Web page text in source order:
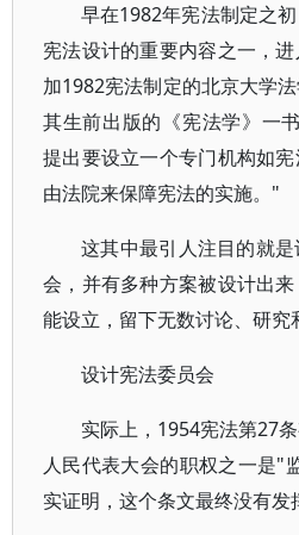
早在1982年宪法制定之
宪法设计的重要内容之一，
加1982宪法制定的北京大学
其生前出版的《宪法学》一
提出要设立一个专门机构如
由法院来保障宪法的实施。"
这其中最引人注目的就
会，并有多种方案被设计出
能设立，留下无数讨论、研究
设计宪法委员会
实际上，1954宪法第27
人民代表大会的职权之一是"
实证明，这个条文最终没有发